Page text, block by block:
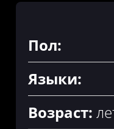
Пол:
Языки:
Возраст: